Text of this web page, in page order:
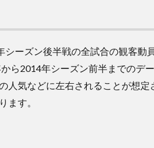
ーズン後半戦の全試合の観客動
ら2014年シーズン前半までのデ
人気などに左右されることが想定
ます。